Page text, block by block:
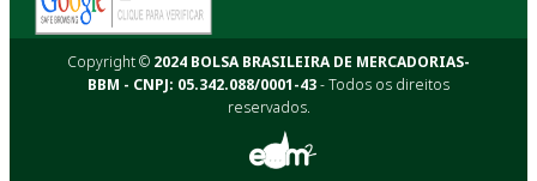
Copyright © 2024 BOLSA BRASILEIRA DE MERCADORIAS-
BBM - CNPJ: 05.342.088/0001-43- Todos os direitos
reservados.